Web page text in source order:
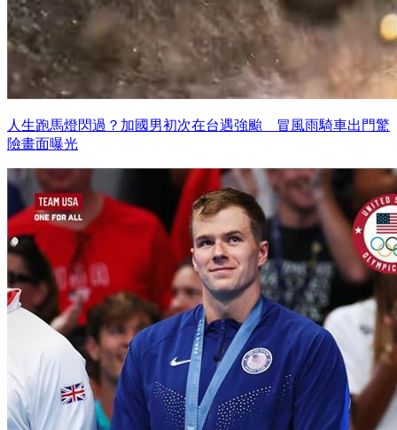
人生跑馬燈閃過？加國男初次在台遇強颱 冒風雨騎車出門驚
險畫面曝光